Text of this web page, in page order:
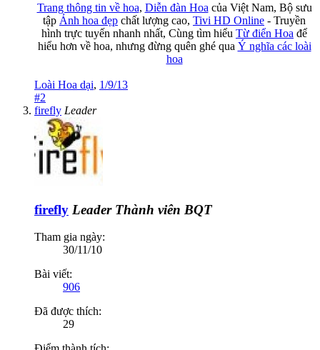
Trang thông tin về hoa, Diễn đàn Hoa của Việt Nam, Bộ sưu
tập Ảnh hoa đẹp chất lượng cao, Tivi HD Online - Truyền
hình trực tuyến nhanh nhất, Cùng tìm hiểu Từ điển Hoa để
hiểu hơn về hoa, nhưng đừng quên ghé qua Ý nghĩa các loài
hoa
Loài Hoa dại, 1/9/13
#2
firefly Leader
firefly Leader Thành viên BQT
Tham gia ngày:
30/11/10
Bài viết:
906
Đã được thích:
29